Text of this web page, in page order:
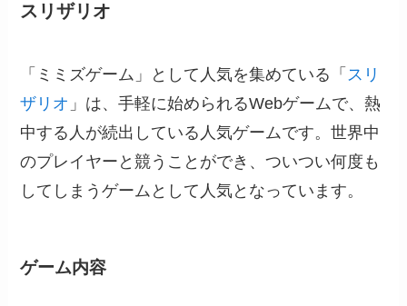
スリザリオ
「ミミズゲーム」として人気を集めている「 スリ
ザリオ 」は、手軽に始められるWebゲームで、熱
中する人が続出している人気ゲームです。世界中
のプレイヤーと競うことができ、ついつい何度も
してしまうゲームとして人気となっています。
ゲーム内容